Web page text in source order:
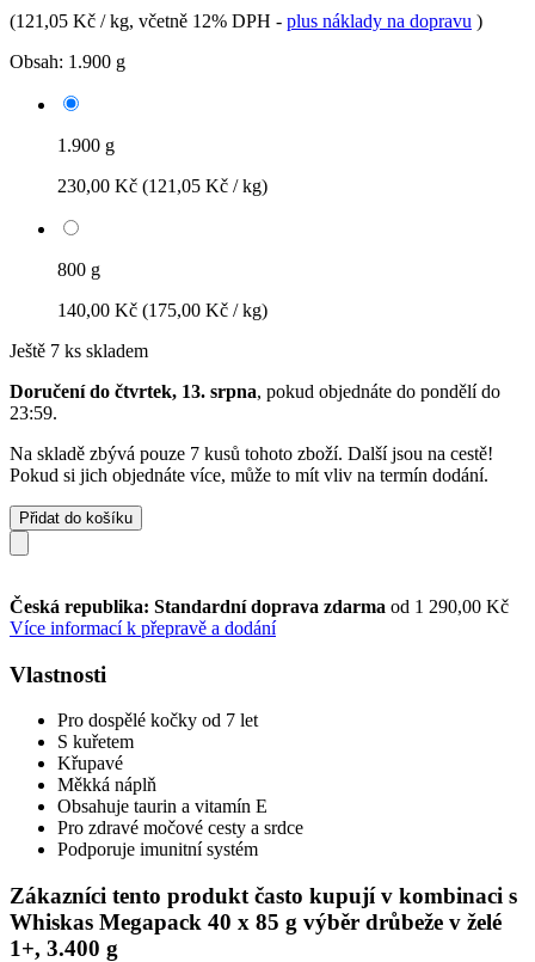
(121,05 Kč / kg, včetně 12% DPH - plus náklady na dopravu )
Obsah: 1.900 g
1.900 g
230,00 Kč (121,05 Kč / kg)
800 g
140,00 Kč (175,00 Kč / kg)
Ještě 7 ks skladem
Doručení do čtvrtek, 13. srpna, pokud objednáte do pondělí do
23:59.
Na skladě zbývá pouze 7 kusů tohoto zboží. Další jsou na cestě!
Pokud si jich objednáte více, může to mít vliv na termín dodání.
Přidat do košíku
Česká republika: Standardní doprava zdarma od 1 290,00 Kč
Více informací k přepravě a dodání
Vlastnosti
Pro dospělé kočky od 7 let
S kuřetem
Křupavé
Měkká náplň
Obsahuje taurin a vitamín E
Pro zdravé močové cesty a srdce
Podporuje imunitní systém
Zákazníci tento produkt často kupují v kombinaci s
Whiskas Megapack 40 x 85 g výběr drůbeže v želé
1+, 3.400 g